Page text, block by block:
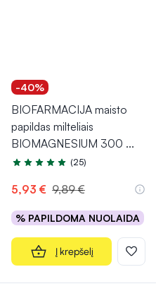
-40%
BIOFARMACIJA maisto
papildas milteliais
BIOMAGNESIUM 300 ...
Įvertinimas 4.8 iš 5
(25)
5,93 € 9,89 €
% PAPILDOMA NUOLAIDA
Į krepšelį